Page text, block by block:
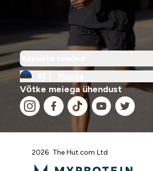
Võtke meiega ühendust
2026 The Hut.com Ltd